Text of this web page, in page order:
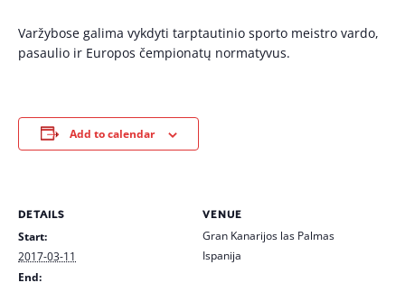
Varžybose galima vykdyti tarptautinio sporto meistro vardo,
pasaulio ir Europos čempionatų normatyvus.
Add to calendar
DETAILS
Start:
2017-03-11
End:
VENUE
Gran Kanarijos las Palmas
Ispanija